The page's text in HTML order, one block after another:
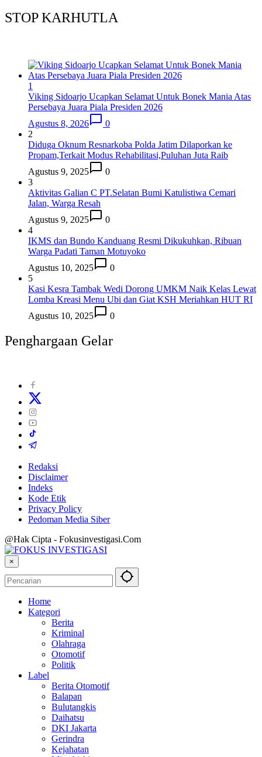
STOP KARHUTLA
1
Viking Sidoarjo Ucapkan Selamat Untuk Bonek Mania Atas
Persebaya Juara Piala Presiden 2026
Agustus 8, 2026
0
2
Diduga Oknum Resnarkoba Polda Jatim Dilaporkan ke
Propam,Terkait Modus Rehabilitasi,Puluhan Juta Raib
Agustus 9, 2025
0
3
Aktivitas Galian C PT.Selatan Bumi Katulistiwa Cemari
Jalan, Warga Resah
Agustus 9, 2025
0
4
IKMS dan Bundo Kanduang Resmi Dikukuhkan, Ribuan
Warga Padati Taman Motuyoko
Agustus 10, 2025
0
5
Kasi Kesra Tambak Wedi Dorong UMKM Naik Kelas Lewat
Lomba Kreasi Menu Ubi dan Giat KSH Meriahkan HUT RI
Agustus 10, 2025
0
Penghargaan Gelar
Redaksi
Disclaimer
Indeks
Kode Etik
Privacy Policy
Pedoman Media Siber
@Hak Cipta - Fokusinvestigasi.Com
×
Home
Kategori
Berita
Kriminal
Olahraga
Otomotif
Politik
Label
Berita Otomotif
Balapan
Bulutangkis
Daihatsu
DKI Jakarta
Gerindra
Kejahatan